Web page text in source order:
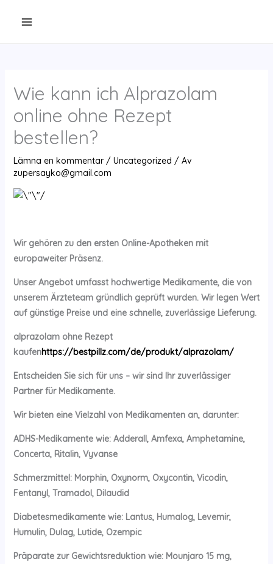
Wie kann ich Alprazolam
online ohne Rezept
bestellen?
Lämna en kommentar / Uncategorized / Av
zupersayko@gmail.com
Wir gehören zu den ersten Online-Apotheken mit
europaweiter Präsenz.
Unser Angebot umfasst hochwertige Medikamente, die von
unserem Ärzteteam gründlich geprüft wurden. Wir legen Wert
auf günstige Preise und eine schnelle, zuverlässige Lieferung.
alprazolam ohne Rezept
kaufenhttps://bestpillz.com/de/produkt/alprazolam/
Entscheiden Sie sich für uns – wir sind Ihr zuverlässiger
Partner für Medikamente.
Wir bieten eine Vielzahl von Medikamenten an, darunter:
ADHS-Medikamente wie: Adderall, Amfexa, Amphetamine,
Concerta, Ritalin, Vyvanse
Schmerzmittel: Morphin, Oxynorm, Oxycontin, Vicodin,
Fentanyl, Tramadol, Dilaudid
Diabetesmedikamente wie: Lantus, Humalog, Levemir,
Humulin, Dulag, Lutide, Ozempic
Präparate zur Gewichtsreduktion wie: Mounjaro 15 mg,